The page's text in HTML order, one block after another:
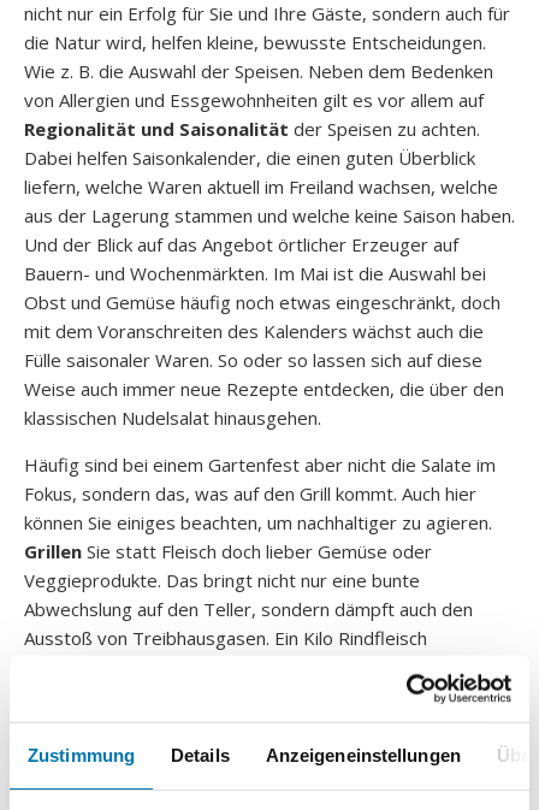
Zustimmung Details Anzeigeneinstellungen
nicht nur ein Erfolg für Sie und Ihre Gäste, sondern auch für
die Natur wird, helfen kleine, bewusste Entscheidungen.
Wie z. B. die Auswahl der Speisen. Neben dem Bedenken
von Allergien und Essgewohnheiten gilt es vor allem auf
Regionalität und Saisonalität der Speisen zu achten.
Dabei helfen Saisonkalender, die einen guten Überblick
liefern, welche Waren aktuell im Freiland wachsen, welche
aus der Lagerung stammen und welche keine Saison haben.
Und der Blick auf das Angebot örtlicher Erzeuger auf
Bauern- und Wochenmärkten. Im Mai ist die Auswahl bei
Obst und Gemüse häufig noch etwas eingeschränkt, doch
mit dem Voranschreiten des Kalenders wächst auch die
Fülle saisonaler Waren. So oder so lassen sich auf diese
Weise auch immer neue Rezepte entdecken, die über den
klassischen Nudelsalat hinausgehen.
Häufig sind bei einem Gartenfest aber nicht die Salate im
Fokus, sondern das, was auf den Grill kommt. Auch hier
können Sie einiges beachten, um nachhaltiger zu agieren.
Grillen Sie statt Fleisch doch lieber Gemüse oder
Veggieprodukte. Das bringt nicht nur eine bunte
Abwechslung auf den Teller, sondern dämpft auch den
Ausstoß von Treibhausgasen. Ein Kilo Rindfleisch
verursacht beispielsweise genauso viel, wie 19 Kilo
Gemüse. Sollten Sie dennoch nicht auf Fleisch verzichten
wollen, achten Sie auf Haltungsform und Bio-Qualität. Egal
für was Sie sich entscheiden, nutzen Sie beim Grillen keine
Alufolie. Greifen Sie stattdessen zu Backpapier,